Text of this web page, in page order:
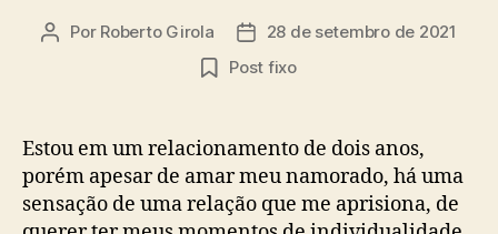
Autor
Por Roberto Girola
Data28 de setembro de 2021
Post fixo
Estou em um relacionamento de dois anos,
porém apesar de amar meu namorado, há uma
sensação de uma relação que me aprisiona, de